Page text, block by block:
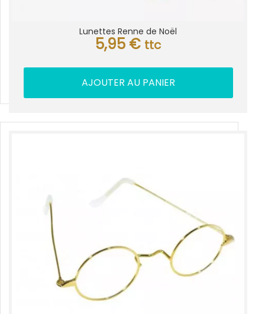
Lunettes Renne de Noël
5,95 € ttc
AJOUTER AU PANIER